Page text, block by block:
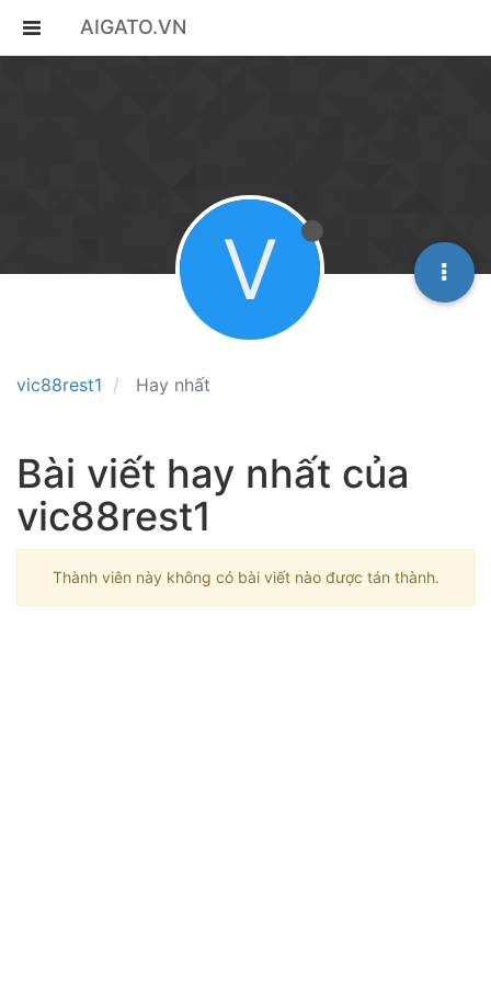
AIGATO.VN
vic88rest1 Hay nhất
V
Bài viết hay nhất của
vic88rest1
Thành viên này không có bài viết nào được tán thành.